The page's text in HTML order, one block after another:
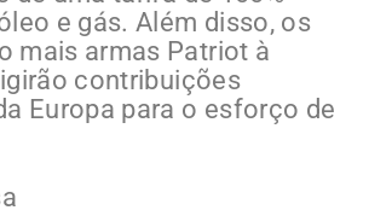
e gás. Além disso, os
mais armas Patriot à
contribuições
Europa para o esforço de